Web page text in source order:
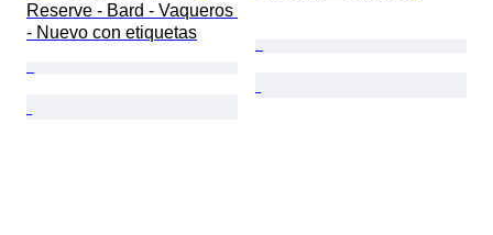
Reserve - Bard - Vaqueros
- Nuevo con etiquetas